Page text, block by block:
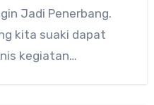
Jadi Penerbang.
kita suaki dapat
kegiatan…